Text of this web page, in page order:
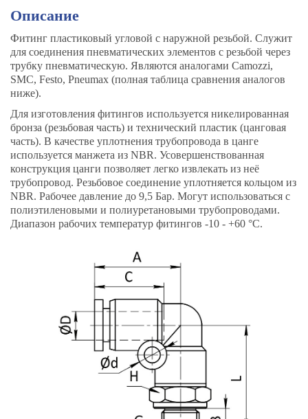
Описание
Фитинг пластиковый угловой с наружной резьбой. Служит
для соединения пневматических элементов с резьбой через
трубку пневматическую. Являются аналогами Camozzi,
SMC, Festo, Pneumax (полная таблица сравнения аналогов
ниже).
Для изготовления фитингов используется никелированная
бронза (резьбовая часть) и технический пластик (цанговая
часть). В качестве уплотнения трубопровода в цанге
используется манжета из NBR. Усовершенствованная
конструкция цанги позволяет легко извлекать из неё
трубопровод. Резьбовое соединение уплотняется кольцом из
NBR. Рабочее давление до 9,5 Бар. Могут использоваться с
полиэтиленовыми и полиуретановыми трубопроводами.
Диапазон рабочих температур фитингов -10 - +60 °C.